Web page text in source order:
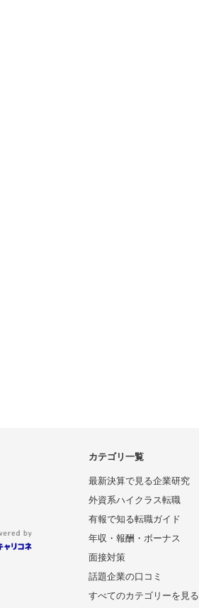
カテゴリ一覧
最新決算で見る企業研究
外資系ハイクラス転職
有報で知る転職ガイド
年収・報酬・ボーナス
面接対策
話題企業の口コミ
すべてのカテゴリーを見る